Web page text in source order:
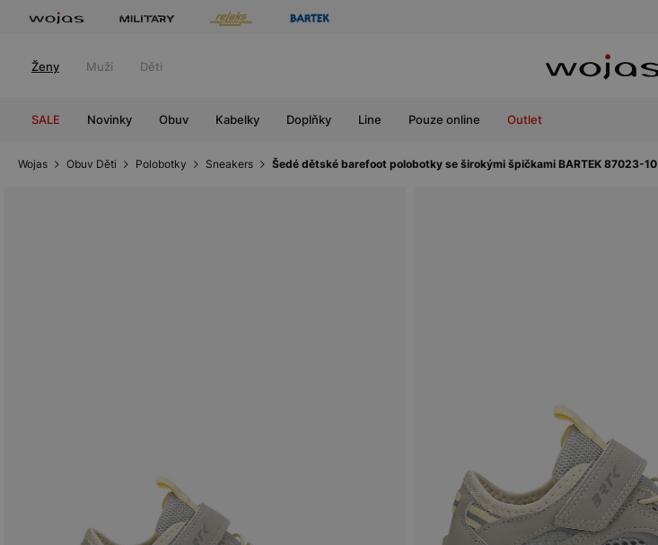
Ženy Muži Děti
SALE Novinky Obuv Kabelky Doplňky Line Pouze online Outlet
Wojas Obuv Děti Polobotky Sneakers Šedé dětské barefoot polobotky se širokými špičkami BARTEK 87023-10